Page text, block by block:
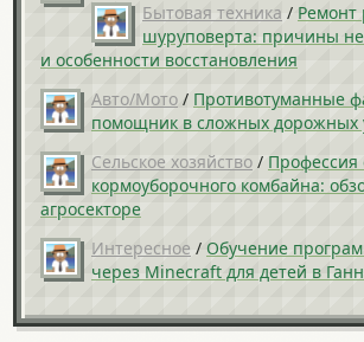
Бытовая техника / Ремонт
шуруповерта: причины
и особенности восстановления
Авто/Мото / Противотуманные
помощник в сложных дорожных
Сельское хозяйство / Профессия
кормоуборочного комбайна:
агросекторе
Интересное / Обучение
через Minecraft для детей в